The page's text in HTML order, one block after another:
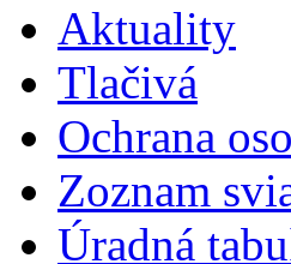
Aktuality
Tlačivá
Ochrana
Zoznam
Úradná